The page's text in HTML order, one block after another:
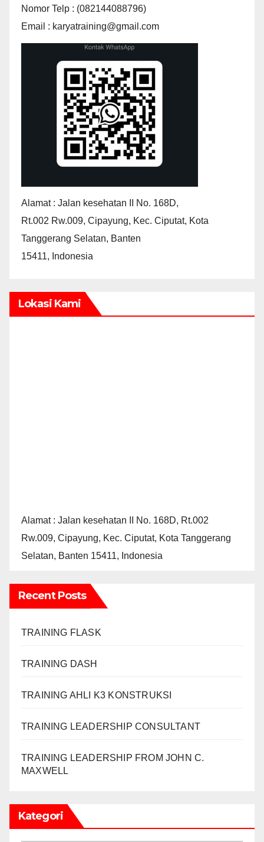
Nomor Telp : (082144088796)
Email : karyatraining@gmail.com
Alamat : Jalan kesehatan II No. 168D,
Rt.002 Rw.009, Cipayung, Kec. Ciputat, Kota
Tanggerang Selatan, Banten
15411, Indonesia
Lokasi Kami
Alamat : Jalan kesehatan II No. 168D, Rt.002
Rw.009, Cipayung, Kec. Ciputat, Kota Tanggerang
Selatan, Banten 15411, Indonesia
Recent Posts
TRAINING FLASK
TRAINING DASH
TRAINING AHLI K3 KONSTRUKSI
TRAINING LEADERSHIP CONSULTANT
TRAINING LEADERSHIP FROM JOHN C.
MAXWELL
Kategori